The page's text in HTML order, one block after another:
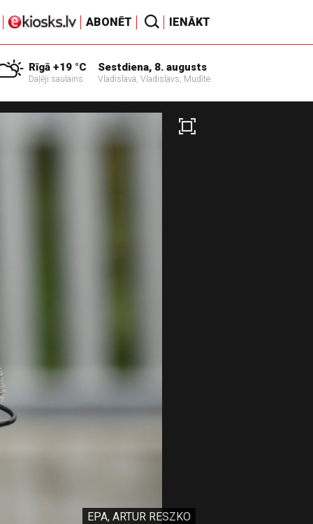
ABONĒT IENĀKT
Rīgā +19 °C
Daļēji saulains
Sestdiena, 8. augusts
Vladislava, Vladislavs, Mudīte
EPA, ARTUR RESZKO